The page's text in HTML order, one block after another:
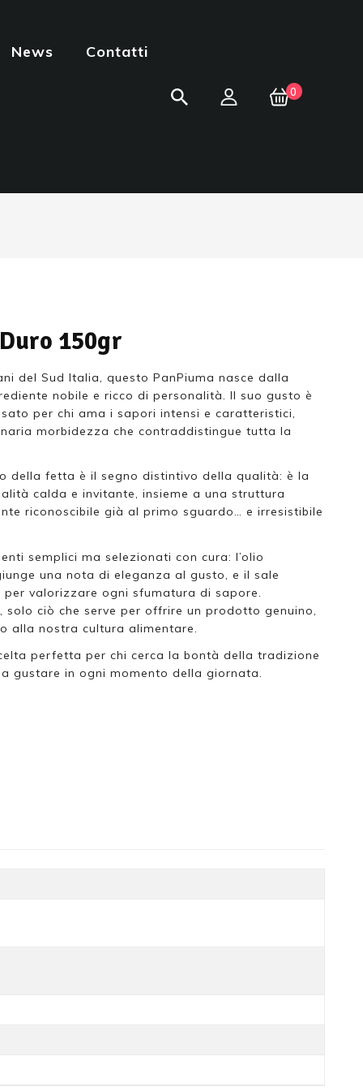
News Contatti
0
150gr
del Sud Italia, questo PanPiuma nasce dalla
nobile e ricco di personalità. Il suo gusto è
per chi ama i sapori intensi e caratteristici,
morbidezza che contraddistingue tutta la
della fetta è il segno distintivo della qualità: è la
calda e invitante, insieme a una struttura
riconoscibile già al primo sguardo… e irresistibile
semplici ma selezionati con cura: l’olio
una nota di eleganza al gusto, e il sale
valorizzare ogni sfumatura di sapore.
solo ciò che serve per offrire un prodotto genuino,
alla nostra cultura alimentare.
perfetta per chi cerca la bontà della tradizione
gustare in ogni momento della giornata.